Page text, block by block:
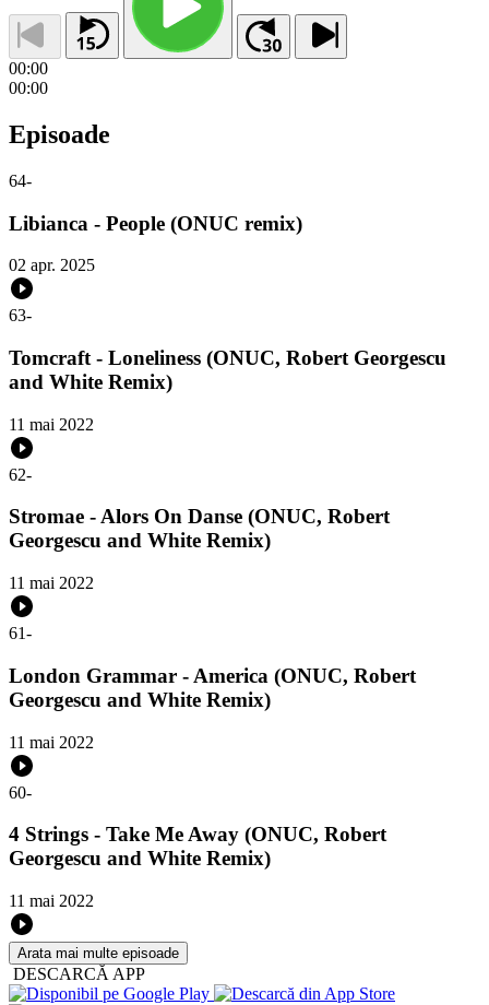
00:00
00:00
Episoade
64-
Libianca - People (ONUC remix)
02 apr. 2025
63-
Tomcraft - Loneliness (ONUC, Robert Georgescu
and White Remix)
11 mai 2022
62-
Stromae - Alors On Danse (ONUC, Robert
Georgescu and White Remix)
11 mai 2022
61-
London Grammar - America (ONUC, Robert
Georgescu and White Remix)
11 mai 2022
60-
4 Strings - Take Me Away (ONUC, Robert
Georgescu and White Remix)
11 mai 2022
Arata mai multe episoade
DESCARCĂ APP